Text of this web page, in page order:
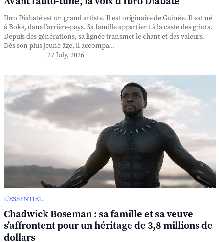
Ibro Diabaté est un grand artiste. Il est originaire de Guinée. Il est né
à Boké, dans l’arrière-pays. Sa famille appartient à la caste des griots.
Depuis des générations, sa lignée transmet le chant et des valeurs.
Dès son plus jeune âge, il accompa...
27 July, 2026
L’ESSENTIEL
Chadwick Boseman : sa famille et sa veuve
s'affrontent pour un héritage de 3,8 millions de
dollars